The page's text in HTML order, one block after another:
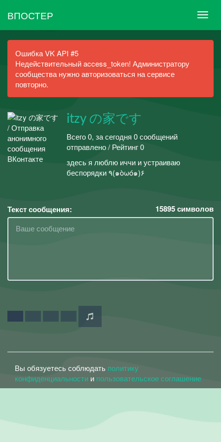
ВПОСТЕР
Ошибка VK API #5
Недействительный access_token! Администратору
сообщества нужно авторизоваться на сервисе
повторно.
itzy の家です
Всего 0, за сегодня 0 сообщений
отправлено / Рейтинг 0
здесь я люблю иччи и устраиваю
беспорядки ٩(๑òωó๑)۶
Текст сообщения: 15895символов
Вы обязуетесь соблюдать политику
конфиденциальности и пользовательское соглашение